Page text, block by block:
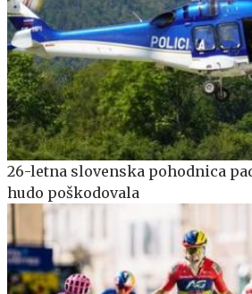
26-letna slovenska pohodnica
hudo poškodovala